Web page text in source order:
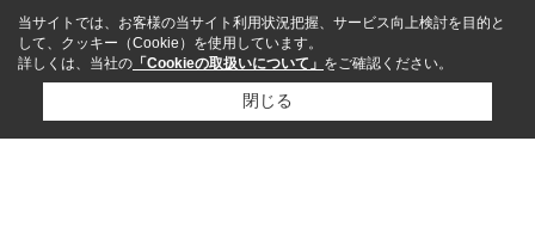
当サイトでは、お客様の当サイト利用状況把握、サービス向上検討を目的と
して、クッキー（Cookie）を使用しています。
詳しくは、当社の 「Cookieの取扱いについて」 をご確認ください。
閉じる